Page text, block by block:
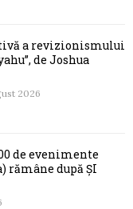
a revizionismului
de Joshua
2026
de evenimente
rămâne după ȘI